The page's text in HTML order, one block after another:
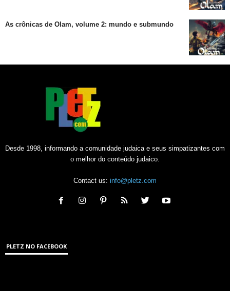
As crônicas de Olam, volume 2: mundo e submundo
Desde 1998, informando a comunidade judaica e seus simpatizantes com
o melhor do conteúdo judaico.
Contact us: info@pletz.com
PLETZ NO FACEBOOK